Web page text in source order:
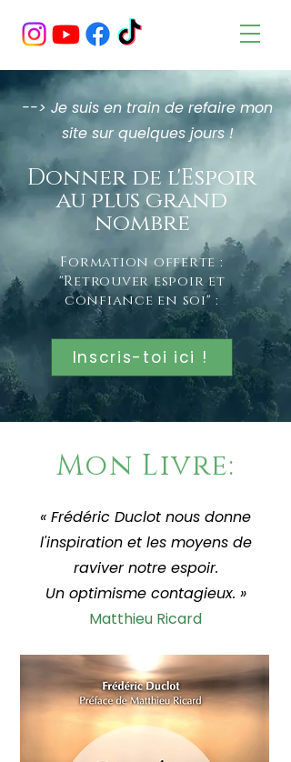
--> Je suis en train de refaire mon
site sur quelques jours !
Donner de l'Espoir
au plus grand
nombre
Formation offerte :
"Retrouver espoir et
confiance en soi" :
Inscris-toi ici !
Mon Livre:
« Frédéric Duclot nous donne
l'inspiration et les moyens de
raviver notre espoir.
Un optimisme contagieux. »
Matthieu Ricard​